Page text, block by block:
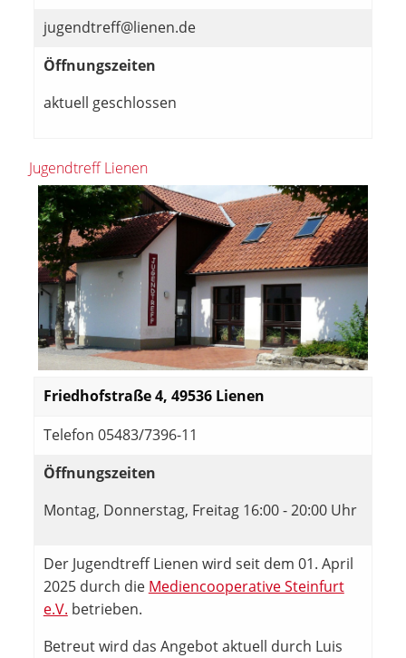
jugendtreff@lienen.de
Öffnungszeiten
aktuell geschlossen
Jugendtreff Lienen
Friedhofstraße 4, 49536 Lienen
Telefon 05483/7396-11
Öffnungszeiten
Montag, Donnerstag, Freitag 16:00 - 20:00 Uhr
Der Jugendtreff Lienen wird seit dem 01. April
2025 durch die Mediencooperative Steinfurt
e.V. betrieben.
Betreut wird das Angebot aktuell durch Luis